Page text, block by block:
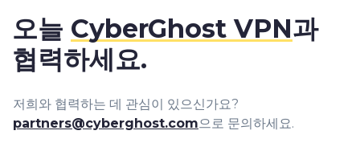
오늘 CyberGhost VPN과
협력하세요.
저희와 협력하는 데 관심이 있으신가요?
partners@cyberghost.com으로 문의하세요.